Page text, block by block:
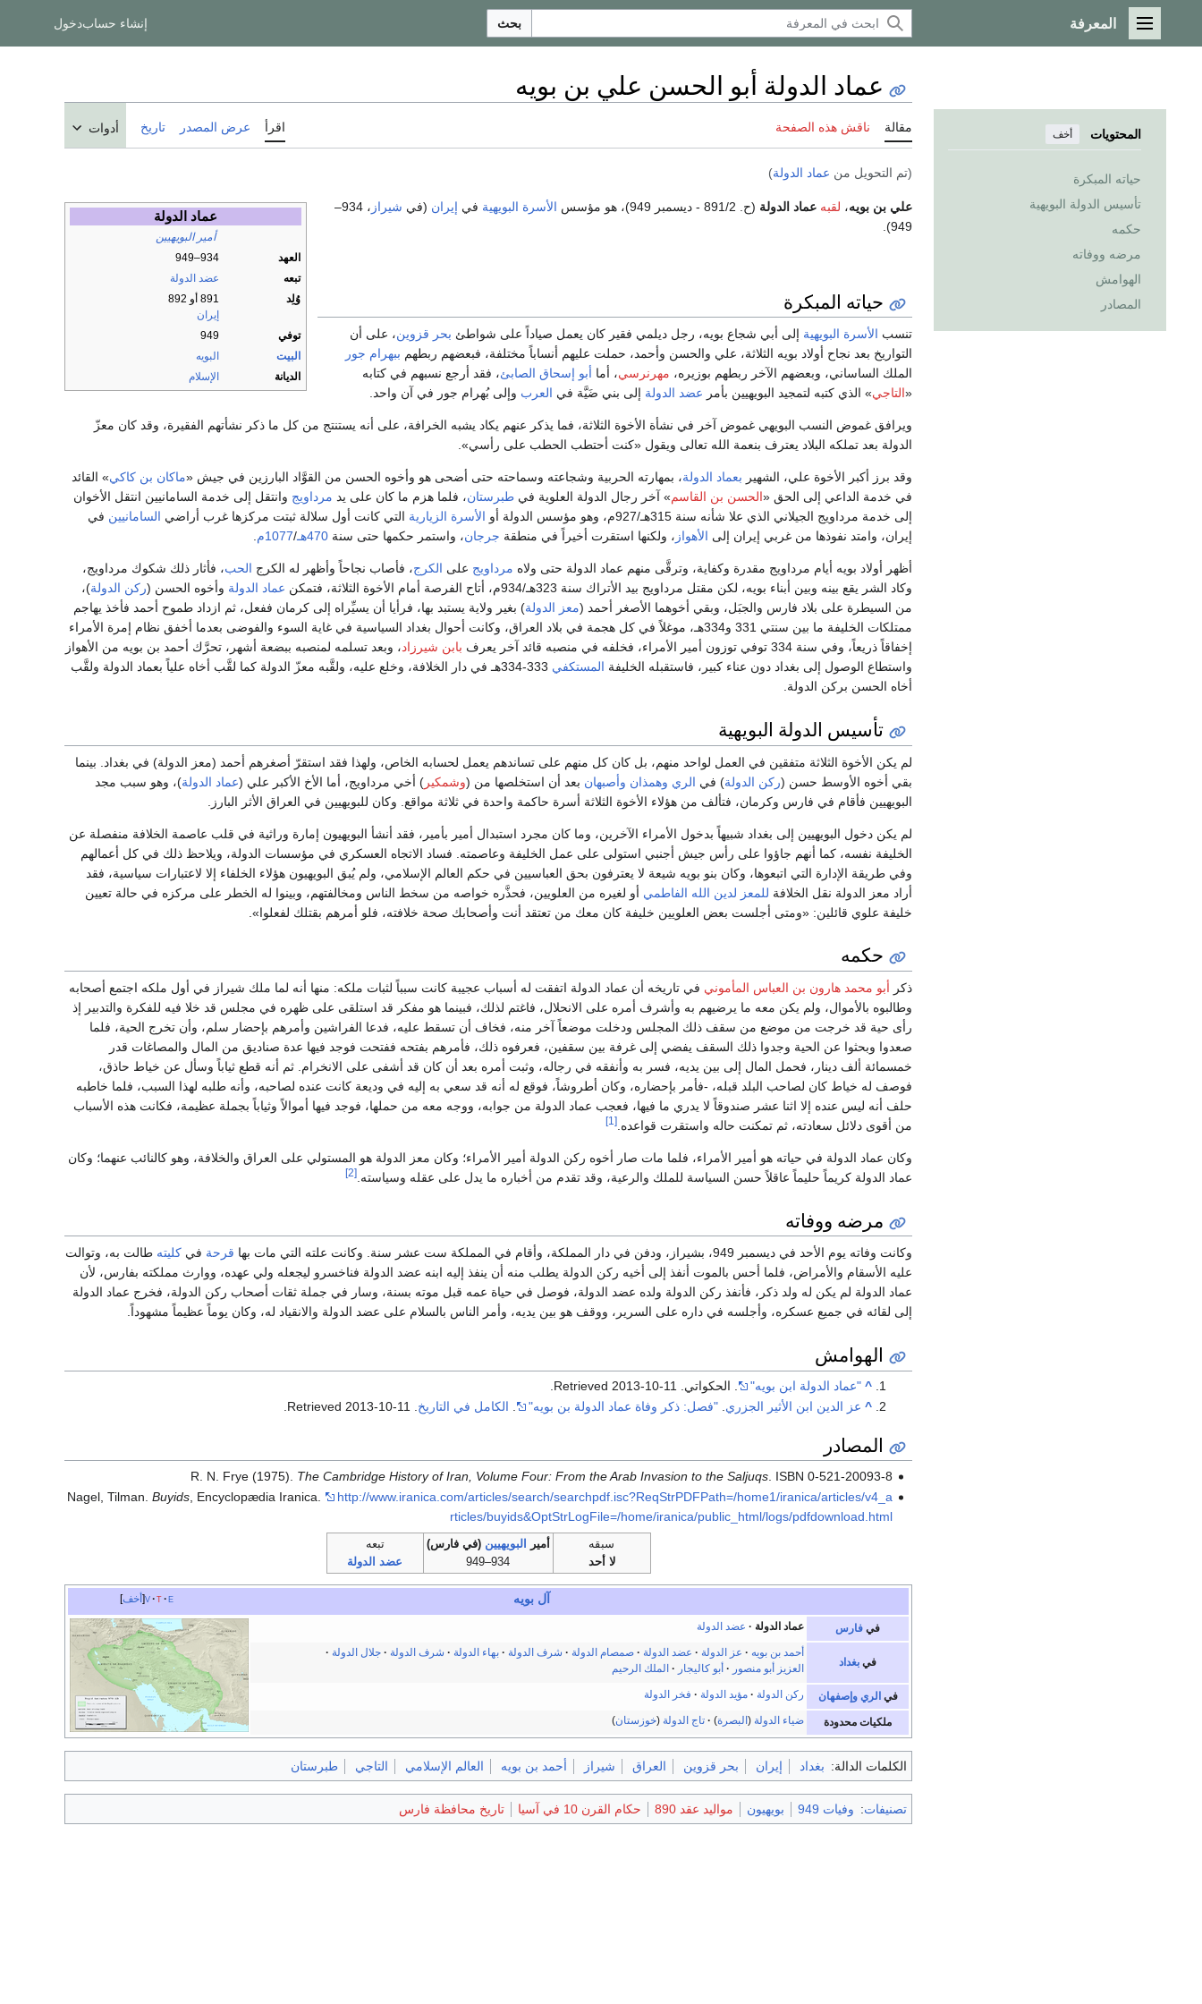
القائمة الرئيسية
المعرفة بحث إنشاء حسابدخول
المحتويات أخف
حياته المبكرة
تأسيس الدولة البويهية
حكمه
مرضه ووفاته
الهوامش
المصادر
عماد الدولة أبو الحسن علي بن بويه
مقالة ناقش هذه الصفحة اقرأ عرض المصدر تاريخ أدوات
(تم التحويل من عماد الدولة)
عماد الدولة
أمير البويهيين
العهد
934–949
تبعه
عضد الدولة
وُلِد
891 أو 892
إيران
توفي
949
البيت
البويه
الديانة
الإسلام
علي بن بويه، لقبه عماد الدولة (ح. 891/2 - ديسمبر 949)، هو مؤسس الأسرة البويهية في إيران (في شيراز
، 934–
949).
حياته المبكرة
تنسب الأسرة البويهية إلى أبي شجاع بويه، رجل ديلمي فقير كان يعمل صياداً على شواطئ بحر قزوين، على أن
التواريخ بعد نجاح أولاد بويه الثلاثة، علي والحسن وأحمد، حملت عليهم أنساباً مختلفة، فبعضهم ربطهم ببهرام جور
الملك الساساني، وبعضهم الآخر ربطهم بوزيره، مهرنرسي، أما أبو إسحاق الصابئ، فقد أرجع نسبهم في كتابه
«التاجي» الذي كتبه لتمجيد البويهيين بأمر عضد الدولة إلى بني ضَيَّة في العرب وإلى بُهرام جور في آن واحد.
ويرافق غموض النسب البويهي غموض آخر في نشأة الأخوة الثلاثة، فما يذكر عنهم يكاد يشبه الخرافة، على أنه يستنتج من كل ما ذكر نشأتهم الفقيرة، وقد كان معزّ
الدولة بعد تملكه البلاد يعترف بنعمة الله تعالى ويقول «كنت أحتطب الحطب على رأسي».
وقد برز أكبر الأخوة علي، الشهير بعماد الدولة، بمهارته الحربية وشجاعته وسماحته حتى أضحى هو وأخوه الحسن من القوَّاد البارزين في جيش «ماكان بن كاكي» القائد
في خدمة الداعي إلى الحق «الحسن بن القاسم» آخر رجال الدولة العلوية في طبرستان، فلما هزم ما كان على يد مرداويج وانتقل إلى خدمة السامانيين انتقل الأخوان
إلى خدمة مرداويج الجيلاني الذي علا شأنه سنة 315هـ/927م، وهو مؤسس الدولة أو
الأسرة الزيارية التي كانت أول سلالة ثبتت مركزها غرب أراضي السامانيين في
إيران، وامتد نفوذها من غربي إيران إلى الأهواز ، ولكنها استقرت أخيراً في منطقة جرجان، واستمر حكمها حتى سنة 470هـ /1077م .
أظهر أولاد بويه أيام مرداويج مقدرة وكفاية، وترقَّى منهم عماد الدولة حتى ولاه مرداويج على الكرج، فأصاب نجاحاً وأظهر له الكرج الحب، فأثار ذلك شكوك مرداويج،
وكاد الشر يقع بينه وبين أبناء بويه، لكن مقتل مرداويج بيد الأتراك سنة 323هـ/934م، أتاح الفرصة أمام الأخوة الثلاثة، فتمكن
عماد الدولة وأخوه الحسن (ركن الدولة)،
من السيطرة على بلاد فارس والجبَل، وبقي أخوهما الأصغر أحمد (معز الدولة) بغير ولاية يستبد بها، فرأيا أن يسيِّراه إلى كرمان ففعل، ثم ازداد طموح أحمد فأخذ يهاجم
ممتلكات الخليفة ما بين سنتي 331 و334هـ، موغلاً في كل هجمة في بلاد العراق، وكانت أحوال بغداد السياسية في غاية السوء والفوضى بعدما أخفق نظام إمرة الأمراء
إخفاقاً ذريعاً، وفي سنة 334 توفي توزون أمير الأمراء، فخلفه في منصبه قائد آخر يعرف
بابن شيرزاد، وبعد تسلمه لمنصبه ببضعة أشهر، تحرَّك أحمد بن بويه من الأهواز
واستطاع الوصول إلى بغداد دون عناء كبير، فاستقبله الخليفة المستكفي
333-334هـ في دار الخلافة، وخلع عليه، ولقَّبه معزّ الدولة كما لقَّب أخاه علياً بعماد الدولة ولقَّب
أخاه الحسن بركن الدولة.
تأسيس الدولة البويهية
لم يكن الأخوة الثلاثة متفقين في العمل لواحد منهم، بل كان كل منهم على تساندهم يعمل لحسابه الخاص، ولهذا فقد استقرّ أصغرهم أحمد (معز الدولة) في بغداد. بينما
بقي أخوه الأوسط حسن (ركن الدولة) في الري وهمذان وأصبهان بعد أن استخلصها من (وشمكير ) أخي مرداويج، أما الأخ الأكبر علي (عماد الدولة)، وهو سبب مجد
البويهيين فأقام في فارس وكرمان، فتألف من هؤلاء الأخوة الثلاثة أسرة حاكمة واحدة في ثلاثة مواقع. وكان للبويهيين في العراق الأثر البارز.
لم يكن دخول البويهيين إلى بغداد شبيهاً بدخول الأمراء الآخرين، وما كان مجرد استبدال أمير بأمير، فقد أنشأ البويهيون إمارة وراثية في قلب عاصمة الخلافة منفصلة عن
الخليفة نفسه، كما أنهم جاؤوا على رأس جيش أجنبي استولى على عمل الخليفة وعاصمته. فساد الاتجاه العسكري في مؤسسات الدولة، ويلاحظ ذلك في كل أعمالهم
وفي طريقة الإدارة التي اتبعوها، وكان بنو بويه شيعة لا يعترفون بحق العباسيين في حكم العالم الإسلامي، ولم يُبق البويهيون هؤلاء الخلفاء إلا لاعتبارات سياسية، فقد
أراد معز الدولة نقل الخلافة للمعز لدين الله الفاطمي أو لغيره من العلويين، فحذَّره خواصه من سخط الناس ومخالفتهم، وبينوا له الخطر على مركزه في حالة تعيين
خليفة علوي قائلين: «ومتى أجلست بعض العلويين خليفة كان معك من تعتقد أنت وأصحابك صحة خلافته، فلو أمرهم بقتلك لفعلوا».
حكمه
ذكر أبو محمد هارون بن العباس المأموني في تاريخه أن عماد الدولة اتفقت له أسباب عجيبة كانت سبباً لثبات ملكه: منها أنه لما ملك شيراز في أول ملكه اجتمع أصحابه
وطالبوه بالأموال، ولم يكن معه ما يرضيهم به وأشرف أمره على الانحلال، فاغتم لذلك، فبينما هو مفكر قد استلقى على ظهره في مجلس قد خلا فيه للفكرة والتدبير إذ
رأى حية قد خرجت من موضع من سقف ذلك المجلس ودخلت موضعاً آخر منه، فخاف أن تسقط عليه، فدعا الفراشين وأمرهم بإحضار سلم، وأن تخرج الحية، فلما
صعدوا وبحثوا عن الحية وجدوا ذلك السقف يفضي إلى غرفة بين سقفين، فعرفوه ذلك، فأمرهم بفتحه ففتحت فوجد فيها عدة صناديق من المال والمصاغات قدر
خمسمائة ألف دينار، فحمل المال إلى بين يديه، فسر به وأنفقه في رجاله، وثبت أمره بعد أن كان قد أشفى على الانخرام. ثم أنه قطع ثياباً وسأل عن خياط حاذق،
فوصف له خياط كان لصاحب البلد قبله، -فأمر بإحضاره، وكان أطروشاً، فوقع له أنه قد سعي به إليه في وديعة كانت عنده لصاحبه، وأنه طلبه لهذا السبب، فلما خاطبه
حلف أنه ليس عنده إلا اثنا عشر صندوقاً لا يدري ما فيها، فعجب عماد الدولة من جوابه، ووجه معه من حملها، فوجد فيها أموالاً وثياباً بجملة عظيمة، فكانت هذه الأسباب
من أقوى دلائل سعادته، ثم تمكنت حاله واستقرت قواعده. [1]
وكان عماد الدولة في حياته هو أمير الأمراء، فلما مات صار أخوه ركن الدولة أمير الأمراء؛ وكان معز الدولة هو المستولي على العراق والخلافة، وهو كالنائب عنهما؛ وكان
عماد الدولة كريماً حليماً عاقلاً حسن السياسة للملك والرعية، وقد تقدم من أخباره ما يدل على عقله وسياسته. [2]
مرضه ووفاته
وكانت وفاته يوم الأحد في ديسمبر 949، بشيراز، ودفن في دار المملكة، وأقام في المملكة ست عشر سنة. وكانت علته التي مات بها قرحة في كليته طالت به، وتوالت
عليه الأسقام والأمراض، فلما أحس بالموت أنفذ إلى أخيه ركن الدولة يطلب منه أن ينفذ إليه ابنه عضد الدولة فناخسرو ليجعله ولي عهده، ووارث مملكته بفارس، لأن
عماد الدولة لم يكن له ولد ذكر، فأنفذ ركن الدولة ولده عضد الدولة، فوصل في حياة عمه قبل موته بسنة، وسار في جملة ثقات أصحاب ركن الدولة، فخرج عماد الدولة
إلى لقائه في جميع عسكره، وأجلسه في داره على السرير، ووقف هو بين يديه، وأمر الناس بالسلام على عضد الدولة والانقياد له، وكان يوماً عظيماً مشهوداً.
الهوامش
^ "عماد الدولة ابن بويه" . الحكواتي 2013-10-11
^ عز الدين ابن الأثير الجزري. "فصل: ذكر وفاة عماد الدولة بن بويه" . الكامل في التاريخ. Retrieved
2013-10-11
.
المصادر
R. N. Frye (1975). The Cambridge History of Iran, Volume Four: From the Arab Invasion to the Saljuqs. ISBN 0-521-20093-8
Nagel, Tilman. Buyids, Encyclopædia Iranica.
http://www.iranica.com/articles/search/searchpdf.isc?ReqStrPDFPath=/home1/iranica/articles/v4_a
rticles/buyids&OptStrLogFile=/home/iranica/public_html/logs/pdfdownload.html
سبقه
لا أحد
أمير البويهيين (في فارس)
934–949
تبعه
عضد الدولة
أخف v t e آل بويه
في فارس عماد الدولة عضد الدولة
في بغداد
أحمد بن بويه عز الدولة عضد الدولة صمصام الدولة شرف الدولة بهاء الدولة شرف الدولة
جلال الدولة
العزيز أبو منصور
أبو كاليجار الملك الرحيم
في الري وإصفهان ركن الدولة مؤيد الدولة فخر الدولة
ملكيات محدودة ضياء الدولة (البصرة) تاج الدولة (خوزستان)
الكلمات الدالة: بغداد إيران بحر قزوين العراق شيراز أحمد بن بويه العالم الإسلامي التاجي طبرستان
تصنيفات: وفيات 949 بويهيون مواليد عقد 890 حكام القرن 10 في آسيا تاريخ محافظة فارس